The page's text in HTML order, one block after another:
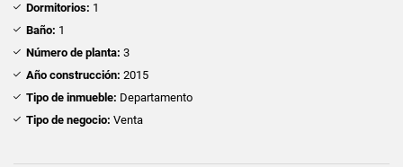
Dormitorios: 1
Baño: 1
Número de planta: 3
Año construcción: 2015
Tipo de inmueble: Departamento
Tipo de negocio: Venta